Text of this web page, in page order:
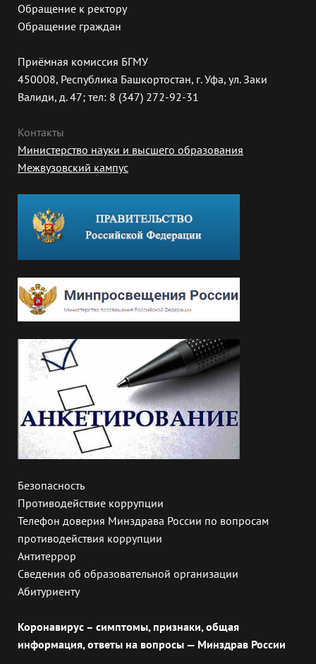
Обращение к ректору
Обращение граждан
Приёмная комиссия БГМУ
450008, Республика Башкортостан, г. Уфа, ул. Заки
Валиди, д. 47; тел: 8 (347) 272-92-31
Контакты
Министерство науки и высшего образования
Межвузовский кампус
Безопасность
Противодействие коррупции
Телефон доверия Минздрава России по вопросам
противодействия коррупции
Антитеррор
Сведения об образовательной организации
Абитуриенту
Коронавирус – симптомы, признаки, общая
информация, ответы на вопросы — Минздрав России